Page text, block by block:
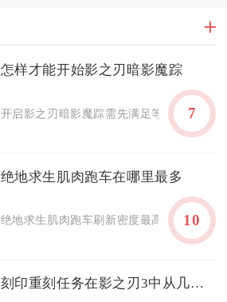
怎样才能开始影之刃暗影魔踪
开启影之刃暗影魔踪需先满足等级前置、
7
绝地求生肌肉跑车在哪里最多
绝地求生肌肉跑车刷新密度最高的区域集
10
刻印重刻任务在影之刃3中从几级开始